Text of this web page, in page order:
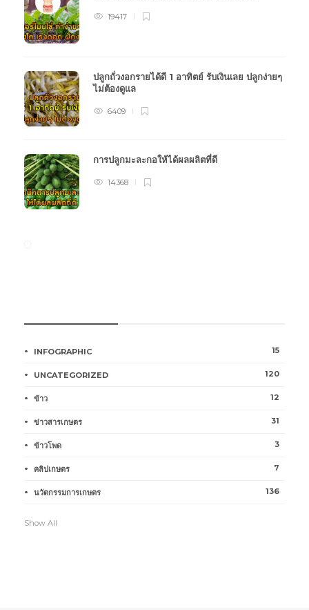
19417
ปลูกถั่วงอกรายได้ดี 1 อาทิตย์ รับเงินเลย ปลูกง่ายๆ
ไม่ต้องดูแล
6409
การปลูกมะละกอให้ได้ผลผลิตที่ดี
14368
INFOGRAPHIC 15
UNCATEGORIZED 120
ข้าว 12
ข่าวสารเกษตร 31
ข้าวโพด 3
คลิปเกษตร 7
นวัตกรรมการเกษตร 136
Show All